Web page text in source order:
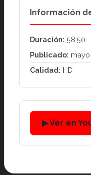
Información
Duración: 58:50
Publicado: mayo
Calidad: HD
▶ Ver en